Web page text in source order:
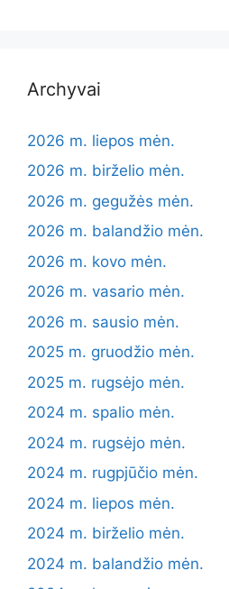
Archyvai
2026 m. liepos mėn.
2026 m. birželio mėn.
2026 m. gegužės mėn.
2026 m. balandžio mėn.
2026 m. kovo mėn.
2026 m. vasario mėn.
2026 m. sausio mėn.
2025 m. gruodžio mėn.
2025 m. rugsėjo mėn.
2024 m. spalio mėn.
2024 m. rugsėjo mėn.
2024 m. rugpjūčio mėn.
2024 m. liepos mėn.
2024 m. birželio mėn.
2024 m. balandžio mėn.